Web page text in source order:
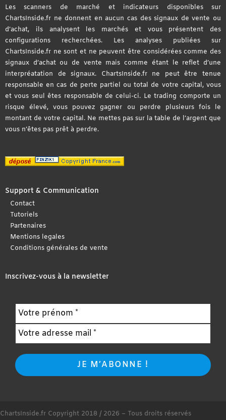
Les scanners de marché et indicateurs disponibles sur
ChartsInside.fr ne donnent en aucun cas des signaux de vente ou
d’achat, ils analysent les marchés et vous présentent des
configurations recherchées. Les analyses publiées sur
ChartsInside.fr ne sont et ne peuvent être considérées comme des
signaux d’achat ou de vente mais comme étant le reflet d’une
interpréatation de signaux. ChartsInside.fr ne peut être tenue
responsable en cas de perte partiel ou total de votre capital, vous
et vous seul êtes responsable de celui-ci. Le trading comporte un
risque élevé, vous pouvez gagner ou perdre plusieurs fois le
montant de votre capital. Ne mettes pas sur la table de l’argent que
vous n’êtes pas prêt à perdre.
Support & Communication
Contact
Tutoriels
Partenaires
Mentions legales
Conditions générales de vente
Inscrivez-vous à la newsletter
ChartsInside.fr Copyright 2018 / 2026 – Tous droits réservés